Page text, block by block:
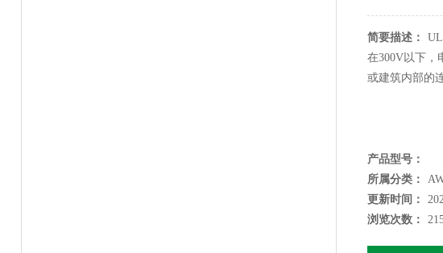
简要描述：
在300V以下，
或建筑内部的
产品型号：
所属分类：
更新时间：
浏览次数：